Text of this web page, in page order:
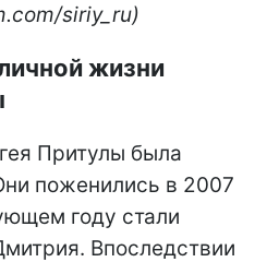
siriy_ru)
жизни
Притулы была
поженились в 2007
году стали
Впоследствии